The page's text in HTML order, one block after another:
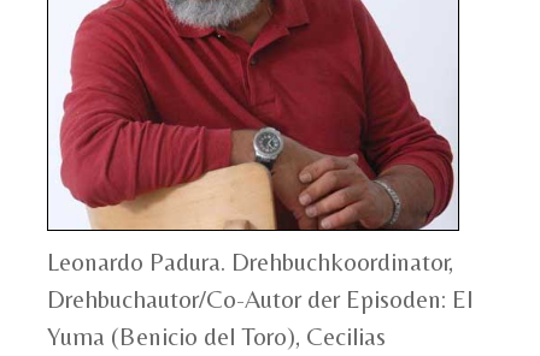
Leonardo Padura. Drehbuchkoordinator,
Drehbuchautor/Co-Autor der Episoden: El
Yuma (Benicio del Toro), Cecilias